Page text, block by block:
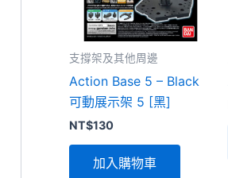
支撐架及其他周邊
Action Base 5 – Black
可動展示架 5 [黑]
NT$130
加入購物車